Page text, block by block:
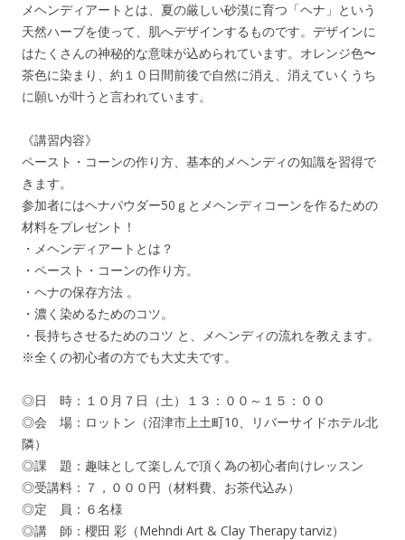
メヘンディアートとは、夏の厳しい砂漠に育つ「ヘナ」という
天然ハーブを使って、肌へデザインするものです。デザインに
はたくさんの神秘的な意味が込められています。オレンジ色〜
茶色に染まり、約１０日間前後で自然に消え、消えていくうち
に願いが叶うと言われています。
《講習内容》
ペースト・コーンの作り方、基本的メヘンディの知識を習得で
きます。
参加者にはヘナパウダー50ｇとメヘンディコーンを作るための
材料をプレゼント！
・メヘンディアートとは？
・ペースト・コーンの作り方。
・ヘナの保存方法 。
・濃く染めるためのコツ。
・長持ちさせるためのコツ と、メヘンディの流れを教えます。
※全くの初心者の方でも大丈夫です。
◎日 時：１０月７日（土）１３：００～１５：００
◎会 場：ロットン（沼津市上土町10、リバーサイドホテル北
隣）
◎課 題：趣味として楽しんで頂く為の初心者向けレッスン
◎受講料：７，０００円（材料費、お茶代込み）
◎定 員：６名様
◎講 師：櫻田 彩（Mehndi Art & Clay Therapy tarviz）